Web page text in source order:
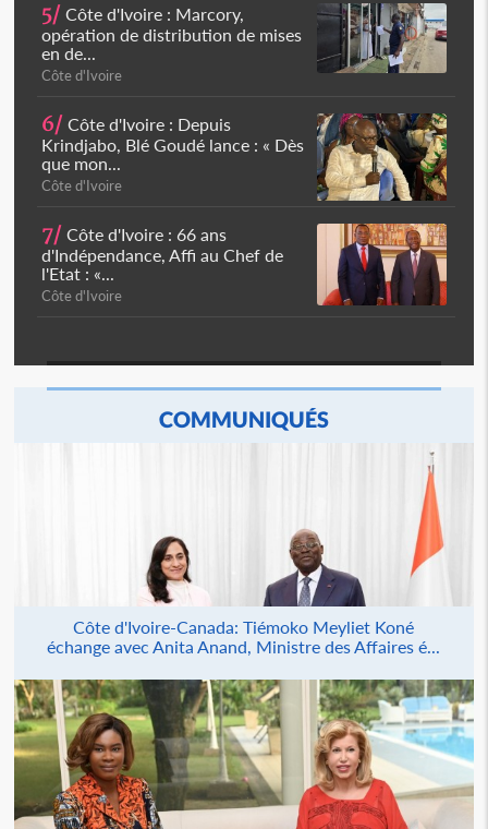
5/ Côte d'Ivoire : Marcory,
opération de distribution de mises
en de...
Côte d'Ivoire
6/ Côte d'Ivoire : Depuis
Krindjabo, Blé Goudé lance : « Dès
que mon...
Côte d'Ivoire
7/ Côte d'Ivoire : 66 ans
d'Indépendance, Affi au Chef de
l'Etat : «...
Côte d'Ivoire
COMMUNIQUÉS
Côte d'Ivoire-Canada: Tiémoko Meyliet Koné
échange avec Anita Anand, Ministre des Affaires é...